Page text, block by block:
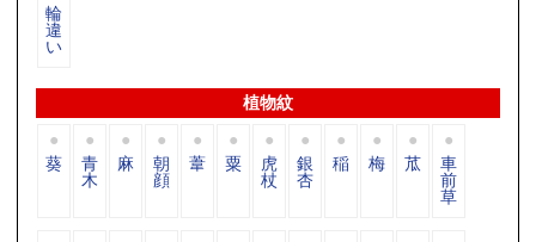
輪
違
い
植物紋
葵 青
木
麻 朝
顔
葦 粟 虎
杖
銀
杏
稲 梅 苽 車
前
草